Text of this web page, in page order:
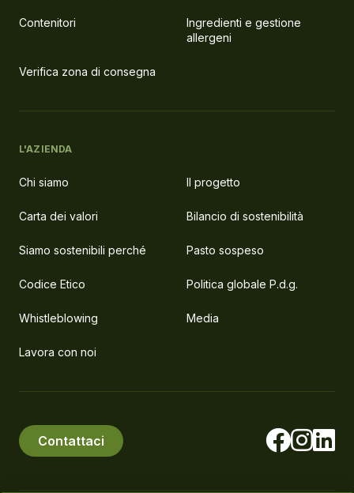
Contenitori
Ingredienti e gestione
allergeni
Verifica zona di consegna
L'AZIENDA
Chi siamo Il progetto
Carta dei valori Bilancio di sostenibilità
Siamo sostenibili perché Pasto sospeso
Codice Etico Politica globale P.d.g.
Whistleblowing Media
Lavora con noi
Contattaci